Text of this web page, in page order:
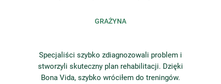
GRAŻYNA
Specjaliści szybko zdiagnozowali problem i
stworzyli skuteczny plan rehabilitacji. Dzięki
Bona Vida, szybko wróciłem do treningów.